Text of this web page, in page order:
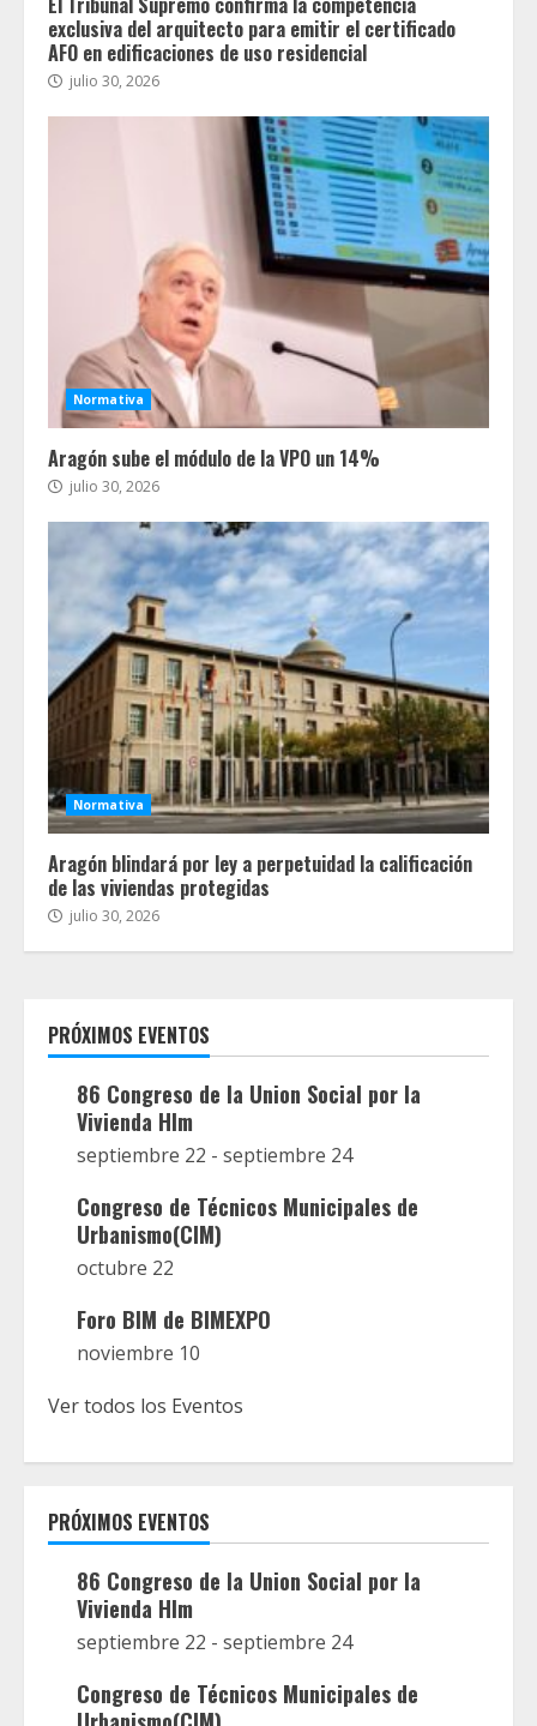
exclusiva del arquitecto para emitir el certificado
AFO en edificaciones de uso residencial
julio 30, 2026
Normativa
Aragón sube el módulo de la VPO un 14%
julio 30, 2026
Normativa
Aragón blindará por ley a perpetuidad la calificación
de las viviendas protegidas
julio 30, 2026
PRÓXIMOS EVENTOS
86 Congreso de la Union Social por la
Vivienda Hlm
septiembre 22 - septiembre 24
Congreso de Técnicos Municipales de
Urbanismo(CIM)
octubre 22
Foro BIM de BIMEXPO
noviembre 10
Ver todos los Eventos
PRÓXIMOS EVENTOS
86 Congreso de la Union Social por la
Vivienda Hlm
septiembre 22 - septiembre 24
Congreso de Técnicos Municipales de